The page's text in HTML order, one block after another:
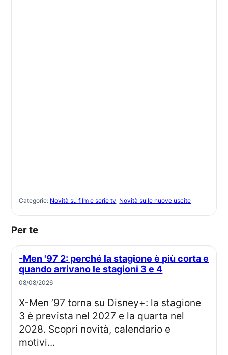
Categorie: Novità su film e serie tv Novità sulle nuove uscite
Per te
-Men '97 2: perché la stagione è più corta e
quando arrivano le stagioni 3 e 4
08/08/2026
X-Men ’97 torna su Disney+: la stagione
3 è prevista nel 2027 e la quarta nel
2028. Scopri novità, calendario e
motivi...